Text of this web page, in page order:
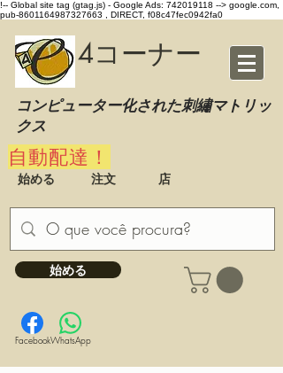
!-- Global site tag (gtag.js) - Google Ads: 742019118 --> google.com,
pub-8601164987327663 , DIRECT, f08c47fec0942fa0
4コーナー
コンピューター化された刺繡マトリッ
クス
自動配達！
始める 注文 店
始める
FacebookWhatsApp